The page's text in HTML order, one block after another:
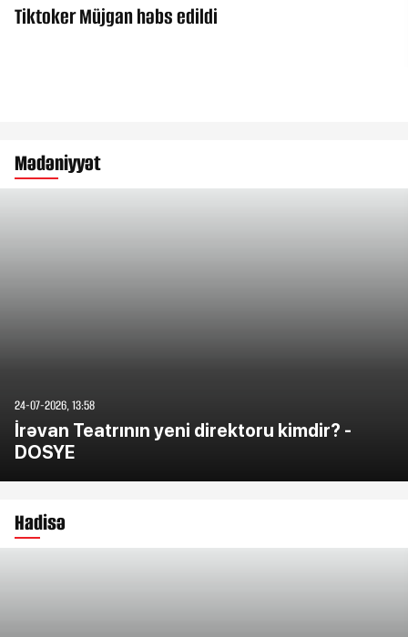
Tiktoker Müjgan həbs edildi
Mədəniyyət
24-07-2026, 13:58
İrəvan Teatrının yeni direktoru kimdir? -
DOSYE
Hadisə